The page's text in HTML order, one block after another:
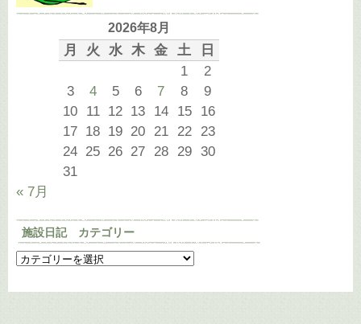
2026年8月
月 火 水 木 金 土
日
1
2
3
4 5 6 7 8
9
10 11 12 13 14 15
16
17 18 19 20 21 22
23
24 25 26 27 28 29 30
31
« 7月
施設日記 カテゴリー